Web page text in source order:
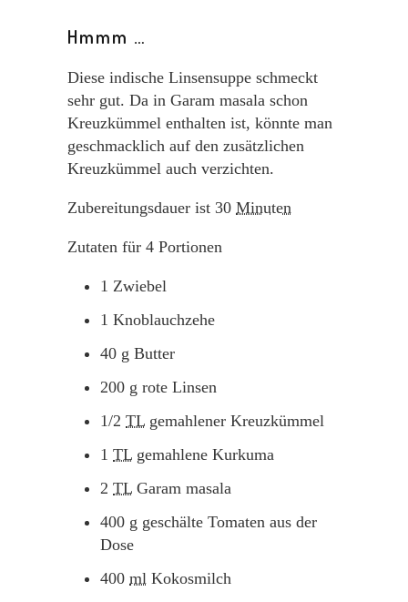
Hmmm …
Diese indische Linsensuppe schmeckt
sehr gut. Da in Garam masala schon
Kreuzkümmel enthalten ist, könnte man
geschmacklich auf den zusätzlichen
Kreuzkümmel auch verzichten.
Zubereitungsdauer ist 30 Minuten
Zutaten für 4 Portionen
1 Zwiebel
1 Knoblauchzehe
40 g Butter
200 g rote Linsen
1/2 TL gemahlener Kreuzkümmel
1 TL gemahlene Kurkuma
2 TL Garam masala
400 g geschälte Tomaten aus der
Dose
400 ml Kokosmilch